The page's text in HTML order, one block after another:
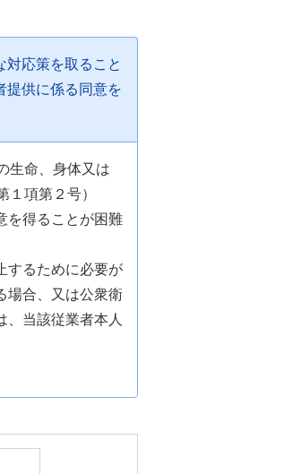
対応策を取ること
提供に係る同意を
生命、身体又は
項第２号）
を得ることが困難
するために必要が
場合、又は公衆衛
、当該従業者本人